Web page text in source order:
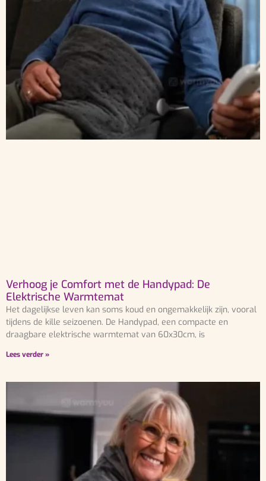
Verhoog je Comfort met de Handypad: De
Elektrische Warmtemat
Het dagelijkse leven kan soms koud en ongemakkelijk zijn, vooral
tijdens de kille seizoenen. De Handypad, een compacte en
draagbare elektrische warmtemat van 60x30cm, is
Lees verder »